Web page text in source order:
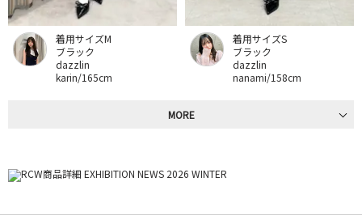
着用サイズM
ブラック
dazzlin
karin/165cm
着用サイズS
ブラック
dazzlin
nanami/158cm
MORE